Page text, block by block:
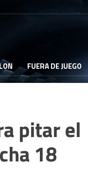
FUERA DE JUEGO
pitar el
18